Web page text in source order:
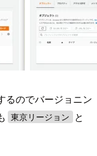
るのでバージョニン
東京リージョン と